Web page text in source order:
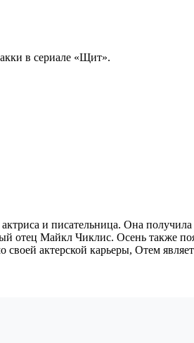
в сериале «Щит».
и писательница. Она
отец Майкл Чиклис. Осень также
актерской карьеры, Отем